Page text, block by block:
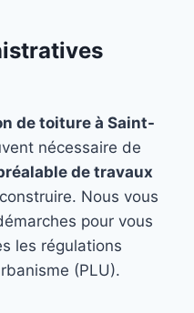
de toiture à Saint-
nécessaire de
de travaux
Nous vous
pour vous
les régulations
(PLU).